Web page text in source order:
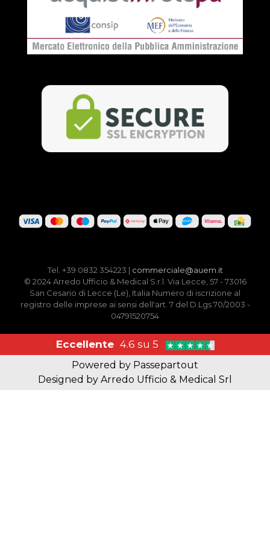
Tel. +39 0832 354223 | commerciale@auem.it
© 2024 Arredo Ufficio & Medical S.r.l. Via Lecce, 57 - 73016
San Cesario di Lecce (Le), Italia Numero di iscrizione al
registro delle imprese ai sensi dell'art. 7 del D.Lgs 70/2003 -
04791520754
Eccellente 4.6 su 5
Powered by Passepartout
Designed by Arredo Ufficio & Medical Srl